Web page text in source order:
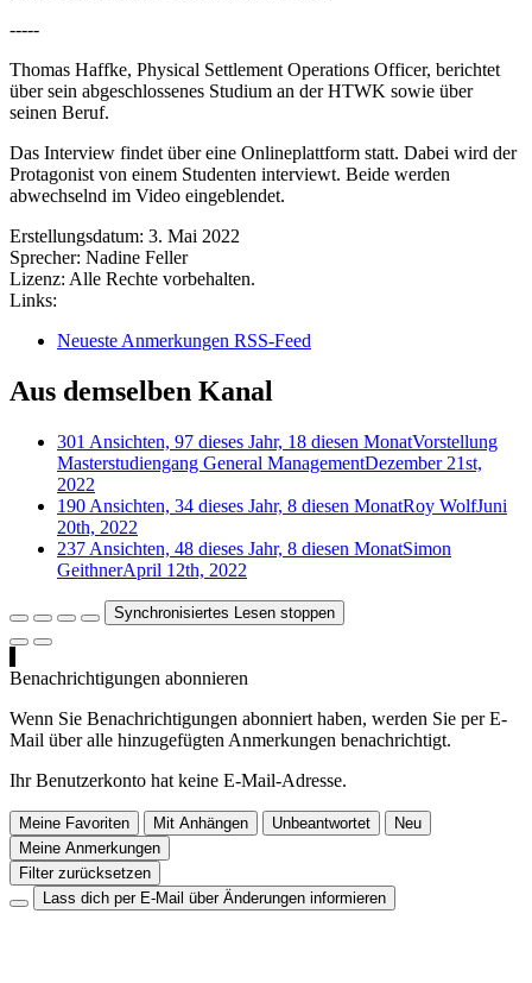
-----
Thomas Haffke, Physical Settlement Operations Officer, berichtet
über sein abgeschlossenes Studium an der HTWK sowie über
seinen Beruf.
Das Interview findet über eine Onlineplattform statt. Dabei wird der
Protagonist von einem Studenten interviewt. Beide werden
abwechselnd im Video eingeblendet.
Erstellungsdatum: 3. Mai 2022
Sprecher: Nadine Feller
Lizenz: Alle Rechte vorbehalten.
Links:
Neueste Anmerkungen RSS-Feed
Aus demselben Kanal
301 Ansichten, 97 dieses Jahr, 18 diesen MonatVorstellung
Masterstudiengang General ManagementDezember 21st,
2022
190 Ansichten, 34 dieses Jahr, 8 diesen MonatRoy WolfJuni
20th, 2022
237 Ansichten, 48 dieses Jahr, 8 diesen MonatSimon
GeithnerApril 12th, 2022
Synchronisiertes Lesen stoppen
Benachrichtigungen abonnieren
Wenn Sie Benachrichtigungen abonniert haben, werden Sie per E-
Mail über alle hinzugefügten Anmerkungen benachrichtigt.
Ihr Benutzerkonto hat keine E-Mail-Adresse.
Meine Favoriten Mit Anhängen Unbeantwortet
Neu
Meine Anmerkungen
Filter zurücksetzen
Lass dich per E-Mail über Änderungen informieren